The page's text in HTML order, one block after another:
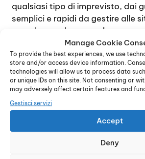
Manage Cookie
To provide the best experiences, we use
store and/or access device information.
technologies will allow us to process data
or unique IDs on this site. Not consenting or
may adversely affect certain features and
Gestisci servizi
Accept
Deny
qualsiasi tipo di imprevisto, dai
semplici e rapidi da gestire alle
complesse, che prevedono
smontaggio completo della
sostituzione di una o più parti
Contattando il centro di
possibile ricevere
consulenza specifica e
sopralluogo, al fine di verificare
natura del guasto. In genere, se
problema viene gestito entro